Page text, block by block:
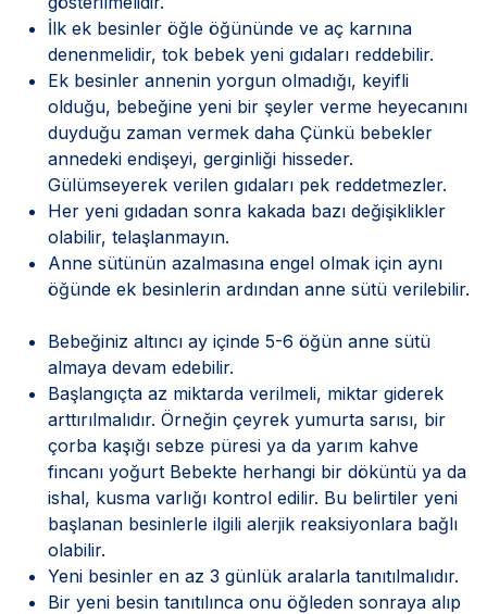
İlk ek besinler öğle öğününde ve aç karnına
denenmelidir, tok bebek yeni gıdaları reddebilir.
Ek besinler annenin yorgun olmadığı, keyifli
olduğu, bebeğine yeni bir şeyler verme heyecanını
duyduğu zaman vermek daha Çünkü bebekler
annedeki endişeyi, gerginliği hisseder.
Gülümseyerek verilen gıdaları pek reddetmezler.
Her yeni gıdadan sonra kakada bazı değişiklikler
olabilir, telaşlanmayın.
Anne sütünün azalmasına engel olmak için aynı
öğünde ek besinlerin ardından anne sütü verilebilir.
Bebeğiniz altıncı ay içinde 5-6 öğün anne sütü
almaya devam edebilir.
Başlangıçta az miktarda verilmeli, miktar giderek
arttırılmalıdır. Örneğin çeyrek yumurta sarısı, bir
çorba kaşığı sebze püresi ya da yarım kahve
fincanı yoğurt Bebekte herhangi bir döküntü ya da
ishal, kusma varlığı kontrol edilir. Bu belirtiler yeni
başlanan besinlerle ilgili alerjik reaksiyonlara bağlı
olabilir.
Yeni besinler en az 3 günlük aralarla tanıtılmalıdır.
Bir yeni besin tanıtılınca onu öğleden sonraya alıp